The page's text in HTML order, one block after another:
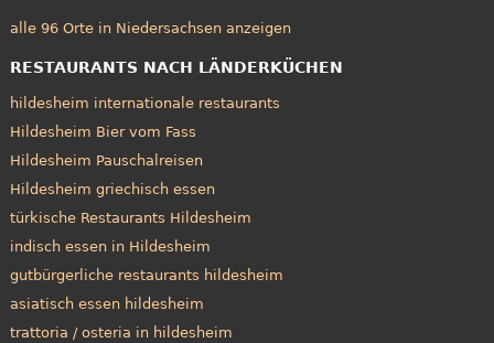
alle 96 Orte in Niedersachsen anzeigen
RESTAURANTS NACH LÄNDERKÜCHEN
hildesheim internationale restaurants
Hildesheim Bier vom Fass
Hildesheim Pauschalreisen
Hildesheim griechisch essen
türkische Restaurants Hildesheim
indisch essen in Hildesheim
gutbürgerliche restaurants hildesheim
asiatisch essen hildesheim
trattoria / osteria in hildesheim